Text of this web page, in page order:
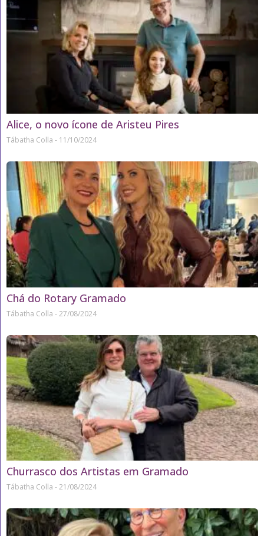
Alice, o novo ícone de Aristeu Pires
Tábatha Colla 11/10/2024
Chá do Rotary Gramado
Tábatha Colla 27/08/2024
Churrasco dos Artistas em Gramado
Tábatha Colla 21/08/2024